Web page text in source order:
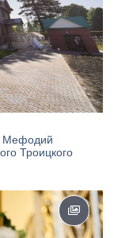
Мефодий
Троицкого